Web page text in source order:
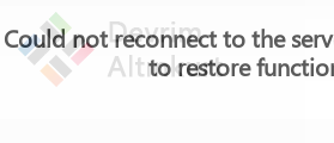
Could not reconnect to the
to restore